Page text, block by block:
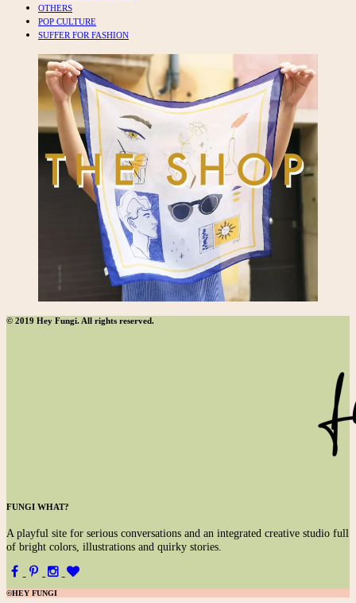
OTHERS
POP CULTURE
SUFFER FOR FASHION
© 2019 Hey Fungi. All rights reserved.
FUNGI WHAT?
A playful site for serious conversations and an integrated creative studio full
of bright colors, illustrations and quirky stories.
©HEY FUNGI